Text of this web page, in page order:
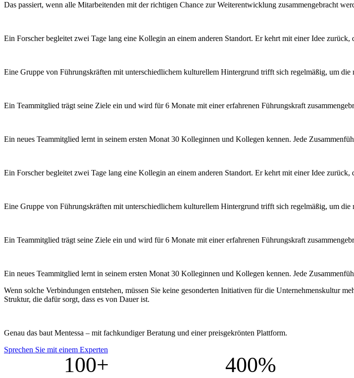
Das passiert, wenn alle Mitarbeitenden mit der richtigen Chance zur Weiterentwicklung zusammengebracht
Ein Forscher begleitet zwei Tage lang eine Kollegin an einem anderen Standort. Er kehrt mit einer Idee zurück,
Eine Gruppe von Führungskräften mit unterschiedlichem kulturellem Hintergrund trifft sich regelmäßig, um die
Ein Teammitglied trägt seine Ziele ein und wird für 6 Monate mit einer erfahrenen Führungskraft
Ein neues Teammitglied lernt in seinem ersten Monat 30 Kolleginnen und Kollegen kennen. Jede
Ein Forscher begleitet zwei Tage lang eine Kollegin an einem anderen Standort. Er kehrt mit einer Idee zurück,
Eine Gruppe von Führungskräften mit unterschiedlichem kulturellem Hintergrund trifft sich regelmäßig, um die
Ein Teammitglied trägt seine Ziele ein und wird für 6 Monate mit einer erfahrenen Führungskraft
Ein neues Teammitglied lernt in seinem ersten Monat 30 Kolleginnen und Kollegen kennen. Jede
Wenn solche Verbindungen entstehen, müssen Sie keine gesonderten Initiativen für die Unternehmenskultur
Struktur, die dafür sorgt, dass es von Dauer ist.
Genau das baut Mentessa – mit fachkundiger Beratung und einer preisgekrönten Plattform.
Sprechen Sie mit einem Experten
100+ 400%